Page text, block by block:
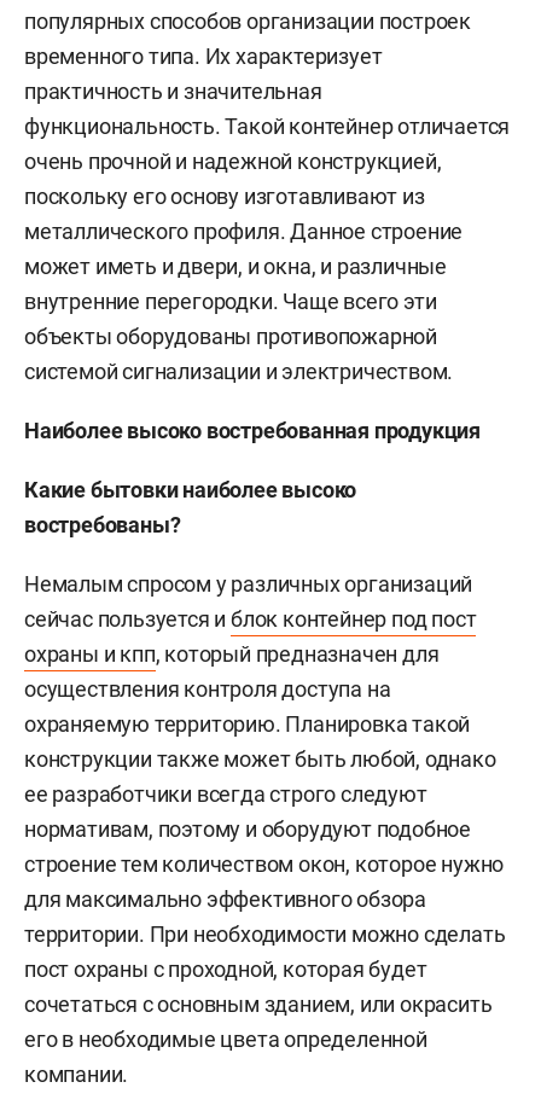
популярных способов организации построек
временного типа. Их характеризует
практичность и значительная
функциональность. Такой контейнер отличается
очень прочной и надежной конструкцией,
поскольку его основу изготавливают из
металлического профиля. Данное строение
может иметь и двери, и окна, и различные
внутренние перегородки. Чаще всего эти
объекты оборудованы противопожарной
системой сигнализации и электричеством.
Наиболее высоко востребованная продукция
Какие бытовки наиболее высоко
востребованы?
Немалым спросом у различных организаций
сейчас пользуется иблок контейнер под пост
охраны и кпп, который предназначен для
осуществления контроля доступа на
охраняемую территорию. Планировка такой
конструкции также может быть любой, однако
ее разработчики всегда строго следуют
нормативам, поэтому и оборудуют подобное
строение тем количеством окон, которое нужно
для максимально эффективного обзора
территории. При необходимости можно сделать
пост охраны с проходной, которая будет
сочетаться с основным зданием, или окрасить
его в необходимые цвета определенной
компании.